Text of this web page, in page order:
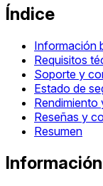
Índice
Información
Requisitos
Soporte y
Estado de
Rendimiento
Reseñas y
Resumen